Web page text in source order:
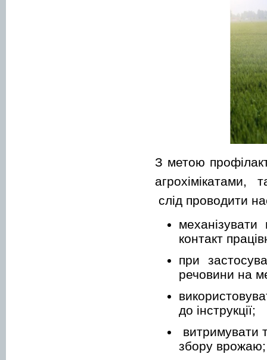
З метою
агрохімікатами,
слід проводити
контакт
при
речовини на
до інструкції;
витримувати
збору врожаю;